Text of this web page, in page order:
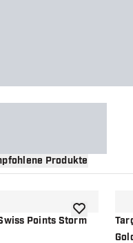
Produkte
Points Storm
Zur